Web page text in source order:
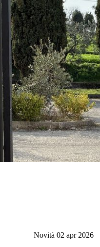
Novità 02 apr 2026